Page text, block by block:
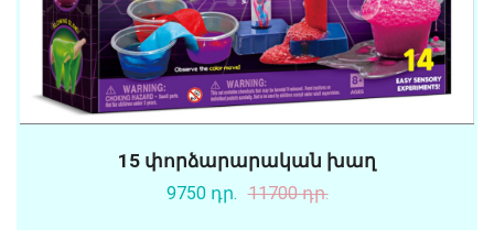
15 փորձարարական խաղ
9750 դր. 11700 դր.